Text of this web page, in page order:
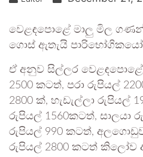
වෙළඳපොළේ මාලු මිල
ගොස් ඇතැයි පාරිභෝගිකයෝ
ඒ අනුව සිල්ලර
2500 කටත්, පරා රුපියල්
2800 ක්, හැඩැල්ලා රුපියල්
රුපියල් 1560කටත්, සාලයා
රුපියල් 990 කටත්,
රුපියල් 2800 කටත් කිලෝව